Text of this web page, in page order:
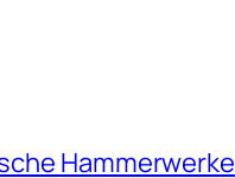
Hammerwerke